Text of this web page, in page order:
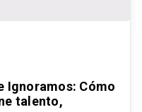
Ignoramos: Cómo
talento,